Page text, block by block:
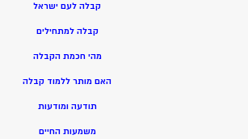
קבלה לעם ישראל
קבלה למתחילים
מהי חכמת הקבלה
האם מותר ללמוד קבלה
תודעה ומודעות
משמעות החיים